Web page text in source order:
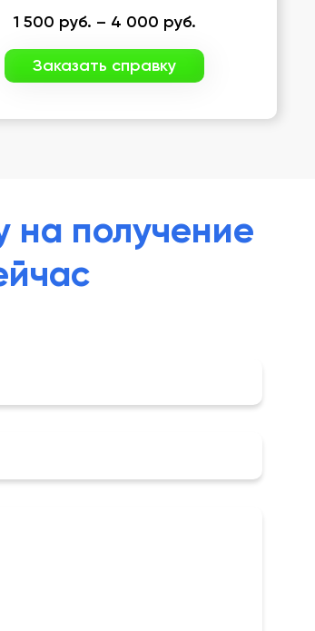
1 500 руб. – 4 000 руб.
Заказать справку
на получение